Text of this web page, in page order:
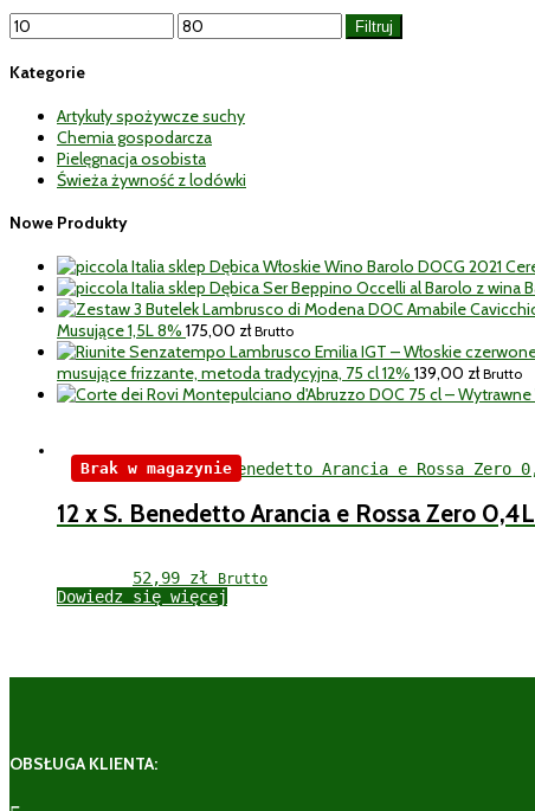
Cena
min
Cena
max
Filtruj
Kategorie
Artykuły spożywcze suchy
Chemia gospodarcza
Pielęgnacja osobista
Świeża żywność z lodówki
Nowe Produkty
Włoskie Wino Barolo DOCG 2021
Ser Beppino Occelli al Barolo z wina
Musujące 1,5L 8% 175,00 zł Brutto
musujące frizzante, metoda tradycyjna, 75 cl 12% 139,00 zł Brutto
12 x S. Benedetto Arancia e Rossa Zero
52,99 zł Brutto
Dowiedz się więcej
Brak w magazynie
OBSŁUGA KLIENTA: